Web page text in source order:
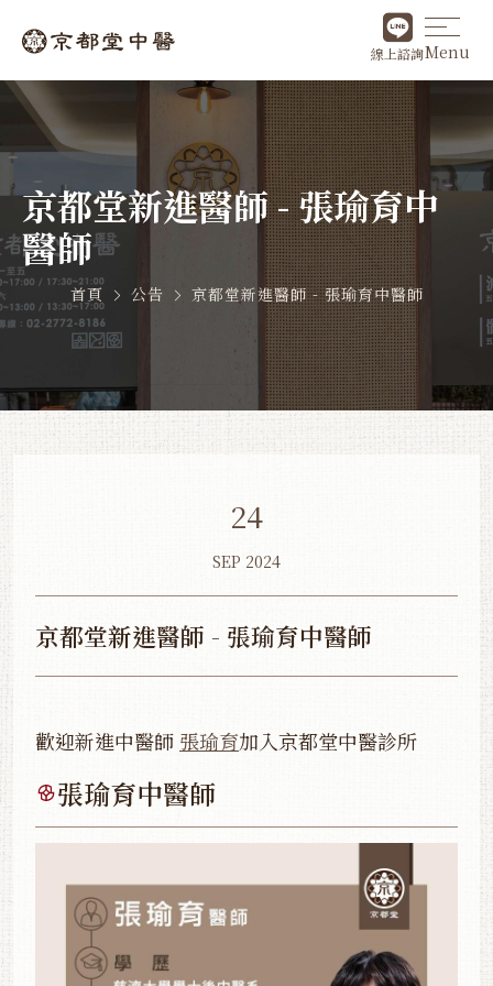
線上諮詢Menu
京都堂新進醫師 - 張瑜育中
醫師
首頁 公告 京都堂新進醫師 - 張瑜育中醫師
24
SEP 2024
京都堂新進醫師 - 張瑜育中醫師
歡迎新進中醫師 張瑜育加入京都堂中醫診所
張瑜育中醫師